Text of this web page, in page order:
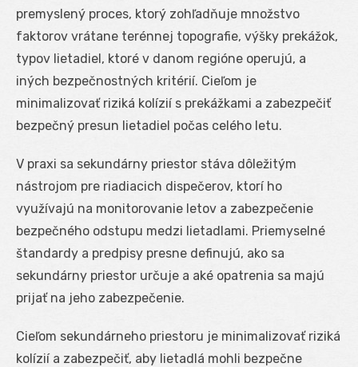
premyslený proces, ktorý zohľadňuje množstvo
faktorov vrátane terénnej topografie, výšky prekážok,
typov lietadiel, ktoré v danom regióne operujú, a
iných bezpečnostných kritérií. Cieľom je
minimalizovať riziká kolízií s prekážkami a zabezpečiť
bezpečný presun lietadiel počas celého letu.
V praxi sa sekundárny priestor stáva dôležitým
nástrojom pre riadiacich dispečerov, ktorí ho
využívajú na monitorovanie letov a zabezpečenie
bezpečného odstupu medzi lietadlami. Priemyselné
štandardy a predpisy presne definujú, ako sa
sekundárny priestor určuje a aké opatrenia sa majú
prijať na jeho zabezpečenie.
Cieľom sekundárneho priestoru je minimalizovať riziká
kolízií a zabezpečiť, aby lietadlá mohli bezpečne